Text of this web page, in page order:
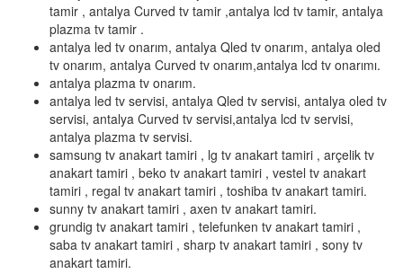
tamir , antalya Curved tv tamir ,antalya lcd tv tamir, antalya
plazma tv tamir .
antalya led tv onarım, antalya Qled tv onarım, antalya oled
tv onarım, antalya Curved tv onarım,antalya lcd tv onarımı.
antalya plazma tv onarım.
antalya led tv servisi, antalya Qled tv servisi, antalya oled tv
servisi, antalya Curved tv servisi,antalya lcd tv servisi,
antalya plazma tv servisi.
samsung tv anakart tamiri , lg tv anakart tamiri , arçelik tv
anakart tamiri , beko tv anakart tamiri , vestel tv anakart
tamiri , regal tv anakart tamiri , toshiba tv anakart tamiri.
sunny tv anakart tamiri , axen tv anakart tamiri.
grundig tv anakart tamiri , telefunken tv anakart tamiri ,
saba tv anakart tamiri , sharp tv anakart tamiri , sony tv
anakart tamiri.